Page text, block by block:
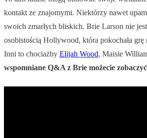
kontakt ze znajomymi. Niektórzy nawet
swoich zmarłych bliskich. Brie Larson nie
osobistością Hollywood, która pokochała
Inni to chociażby Elijah Wood, Maisie
wspomniane Q&A z Brie możecie